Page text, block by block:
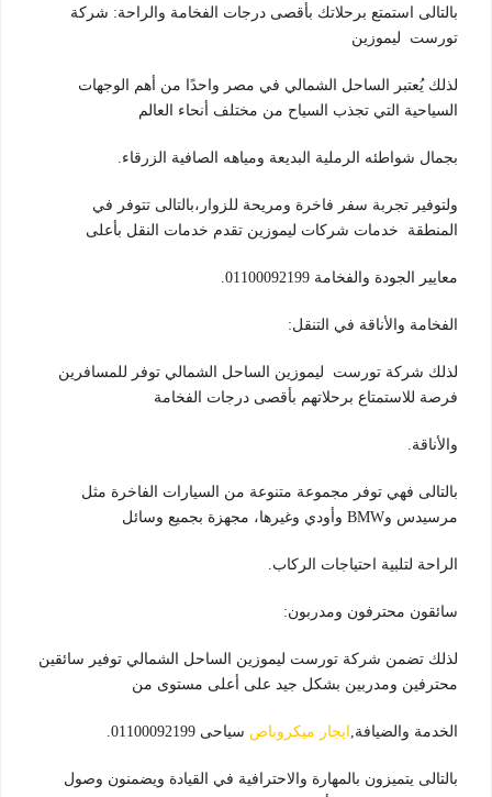
بالتالى استمتع برحلاتك بأقصى درجات الفخامة والراحة: شركة
تورست ليموزين
لذلك يُعتبر الساحل الشمالي في مصر واحدًا من أهم الوجهات
السياحية التي تجذب السياح من مختلف أنحاء العالم
بجمال شواطئه الرملية البديعة ومياهه الصافية الزرقاء.
ولتوفير تجربة سفر فاخرة ومريحة للزوار،بالتالى تتوفر في
المنطقة خدمات شركات ليموزين تقدم خدمات النقل بأعلى
معايير الجودة والفخامة 01100092199.
الفخامة والأناقة في التنقل:
لذلك شركة تورست ليموزين الساحل الشمالي توفر للمسافرين
فرصة للاستمتاع برحلاتهم بأقصى درجات الفخامة
والأناقة.
بالتالى فهي توفر مجموعة متنوعة من السيارات الفاخرة مثل
مرسيدس وBMW وأودي وغيرها، مجهزة بجميع وسائل
الراحة لتلبية احتياجات الركاب.
سائقون محترفون ومدربون:
لذلك تضمن شركة تورست ليموزين الساحل الشمالي توفير سائقين
محترفين ومدربين بشكل جيد على أعلى مستوى من
الخدمة والضيافة, ايجار ميكروباص سياحى 01100092199.
بالتالى يتميزون بالمهارة والاحترافية في القيادة ويضمنون وصول